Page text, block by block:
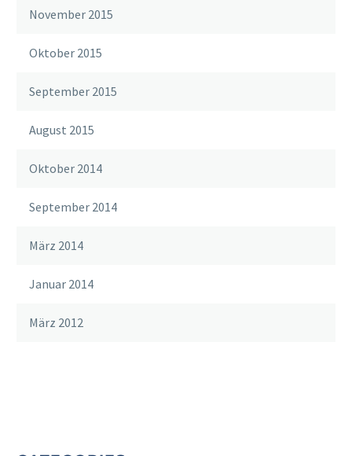
November 2015
Oktober 2015
September 2015
August 2015
Oktober 2014
September 2014
März 2014
Januar 2014
März 2012